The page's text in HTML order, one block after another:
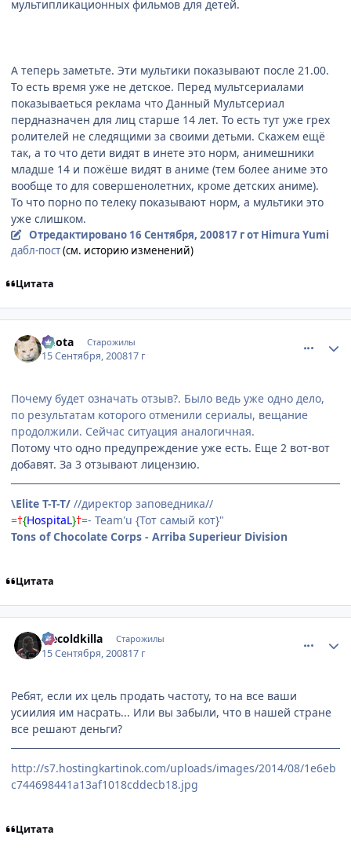
мультипликационных фильмов для детей.
А теперь заметьте. Эти мультики показывают после 21.00.
То есть время уже не детское. Перед мультсериалами
показываеться реклама что Данный Мультсериал
пердназначен для лиц старше 14 лет. То есть тут уже грех
ролителей не следящими за своими детьми. Скажем ещё
так, а то что дети видят в инете это норм, анимешники
младше 14 и пожёше видят в аниме (тем более аниме это
вообще то для совершенолетних, кроме детских аниме).
То что порно по телеку показывают норм, а мультики это
уже слишком.
Отредактировано 16 Сентября, 200817 гот Himura Yumi
дабл-пост(см. историю изменений)
Цитата
Kuota Старожилы
15 Сентября, 200817 г
Почему будет означать отзыв?. Было ведь уже одно дело,
по результатам которого отменили сериалы, вещание
продолжили. Сейчас ситуация аналогичная.
Потому что одно предупреждение уже есть. Еще 2 вот-вот
добавят. За 3 отзывают лицензию.
\Elite T-T-T/ //директор заповедника//
=†{HospitaL}†=- Team'u {Тот самый кот}"
Tons of Chocolate Corps - Arriba Superieur Division
Цитата
Icecoldkilla Старожилы
15 Сентября, 200817 г
Ребят, если их цель продать частоту, то на все ваши
усиилия им насрать... Или вы забыли, что в нашей стране
все решают деньги?
http://s7.hostingkartinok.com/uploads/images/2014/08/1e6eb
c744698441a13af1018cddecb18.jpg
Цитата